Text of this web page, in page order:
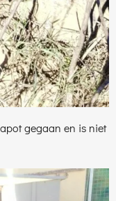
gegaan en is niet